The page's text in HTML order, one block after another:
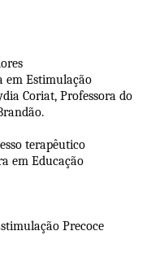
em Estimulação
Coriat, Professora do
terapêutico
em Educação
Precoce